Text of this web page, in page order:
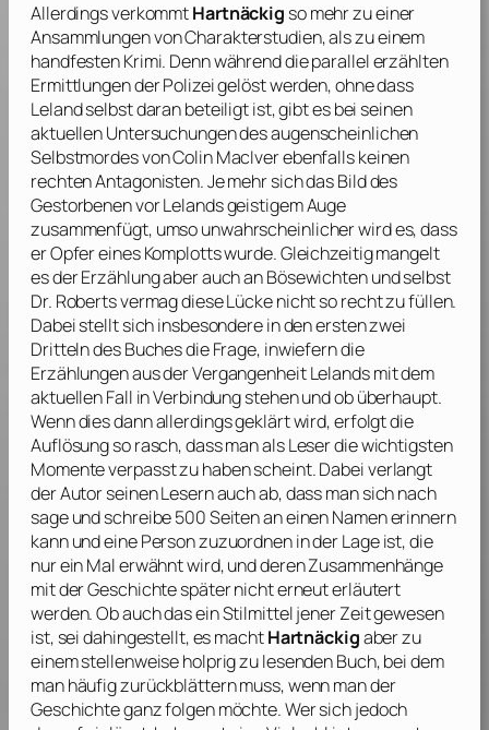
Allerdings verkommtHartnäckig so mehr zu einer
Ansammlungen von Charakterstudien, als zu einem
handfesten Krimi. Denn während die parallel erzählten
Ermittlungen der Polizei gelöst werden, ohne dass
Leland selbst daran beteiligt ist, gibt es bei seinen
aktuellen Untersuchungen des augenscheinlichen
Selbstmordes von Colin MacIver ebenfalls keinen
rechten Antagonisten. Je mehr sich das Bild des
Gestorbenen vor Lelands geistigem Auge
zusammenfügt, umso unwahrscheinlicher wird es, dass
er Opfer eines Komplotts wurde. Gleichzeitig mangelt
es der Erzählung aber auch an Bösewichten und selbst
Dr. Roberts vermag diese Lücke nicht so recht zu füllen.
Dabei stellt sich insbesondere in den ersten zwei
Dritteln des Buches die Frage, inwiefern die
Erzählungen aus der Vergangenheit Lelands mit dem
aktuellen Fall in Verbindung stehen und ob überhaupt.
Wenn dies dann allerdings geklärt wird, erfolgt die
Auflösung so rasch, dass man als Leser die wichtigsten
Momente verpasst zu haben scheint. Dabei verlangt
der Autor seinen Lesern auch ab, dass man sich nach
sage und schreibe 500 Seiten an einen Namen erinnern
kann und eine Person zuzuordnen in der Lage ist, die
nur ein Mal erwähnt wird, und deren Zusammenhänge
mit der Geschichte später nicht erneut erläutert
werden. Ob auch das ein Stilmittel jener Zeit gewesen
ist, sei dahingestellt, es machtHartnäckigaber zu
einem stellenweise holprig zu lesenden Buch, bei dem
man häufig zurückblättern muss, wenn man der
Geschichte ganz folgen möchte. Wer sich jedoch